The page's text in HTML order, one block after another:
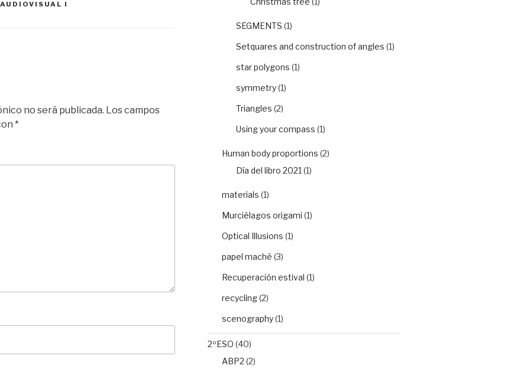
I
no será publicada. Los campos
*
SEGMENTS (1)
Setquares and construction of angles (1)
star polygons (1)
symmetry(1)
Triangles (2)
Using your compass (1)
Human body proportions (2)
Día del libro 2021 (1)
materials (1)
Murciélagos origami (1)
Optical Illusions (1)
papel maché (3)
Recuperación estival (1)
recycling(2)
scenography(1)
2ºESO (40)
ABP2 (2)